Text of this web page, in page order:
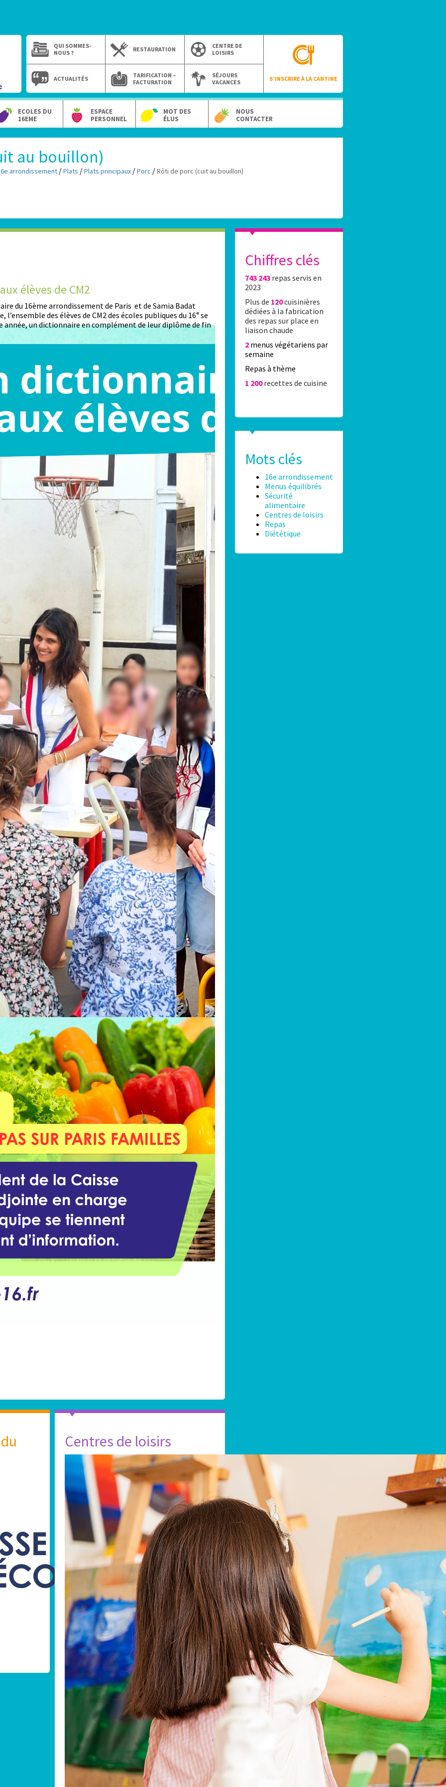
QUI SOMMES-
NOUS ?
RESTAURATION
CENTRE DE
LOISIRS
S’INSCRIRE À LA CANTINE
ACTUALITÉS
TARIFICATION –
FACTURATION
SÉJOURS
VACANCES
ECOLES DU
16EME
ESPACE
PERSONNEL
MOT DES
ÉLUS
NOUS
CONTACTER
au bouillon)
arrondissement /Plats /Plats principaux /Porc /Rôti de porc (cuit au bouillon)
élèves de CM2
du 16ème arrondissement de Paris et de Samia Badat
des élèves de CM2 des écoles publiques du 16ᵉ se
année, un dictionnaire en complément de leur diplôme de fin
Des élèves du 16e réalisent l’affiche Stade
130 élèves du 16e ont été accueillis Lundi 8 juin 2026 au stade Jean-
participation au concours de dessin organisé par la Caisse des
partenariat avec le Stade Français Paris.
Centres de loisirs
Chiffres clés
743 243 repas servis en
2023
Plus de 120cuisinières
dédiées à la fabrication
des repas sur place en
liaison chaude
2menus végétariens par
semaine
Repas à thème
1 200recettes de cuisine
Mots clés
16e arrondissement
Menus équilibrés
Sécurité
alimentaire
Centres de loisirs
Repas
Diététique